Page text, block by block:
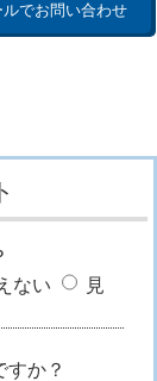
ない
見
すか？